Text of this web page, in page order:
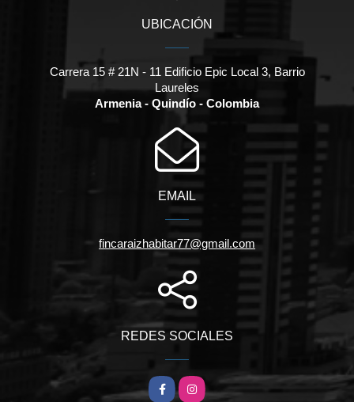
UBICACIÓN
Carrera 15 # 21N - 11 Edificio Epic Local 3, Barrio
Laureles
Armenia - Quindío - Colombia
EMAIL
fincaraizhabitar77@gmail.com
REDES SOCIALES
FacebookInstagram